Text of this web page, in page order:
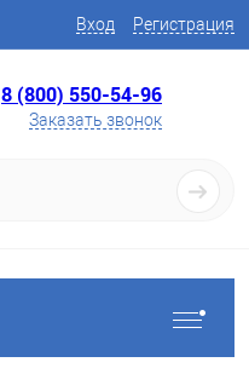
Вход Регистрация
8 (800) 550-54-96
Заказать звонок